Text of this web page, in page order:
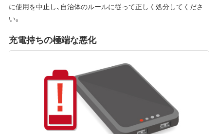
に使用を中止し、自治体のルールに従って正しく処分してくださ
い。
充電持ちの極端な悪化